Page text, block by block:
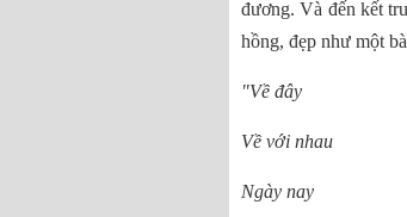
đương. Và đến kết
hồng, đẹp như một
"Về đây
Về với nhau
Ngày nay